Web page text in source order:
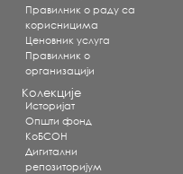
Правилник о раду са
корисницима
Ценовник услуга
Правилник о
организацији
Колекције
Историјат
Општи фонд
КоБСОН
Дигитални
репозиторијум